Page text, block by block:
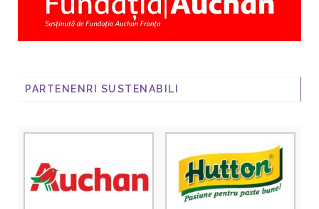
PARTENENRI SUSTENABILI